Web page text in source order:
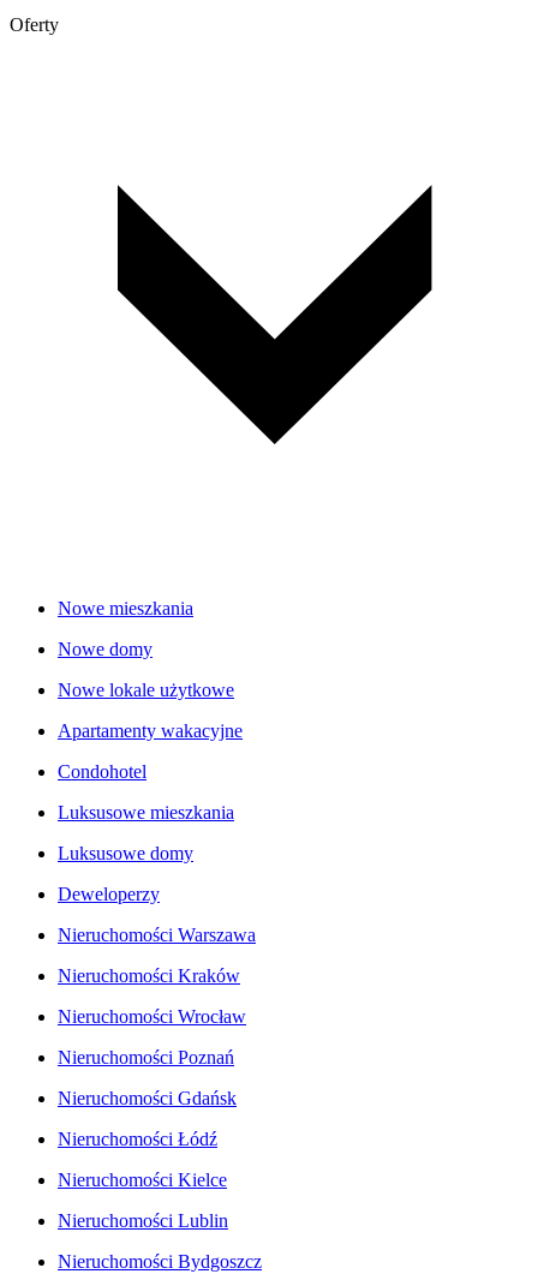
Oferty
Nowe mieszkania
Nowe domy
Nowe lokale użytkowe
Apartamenty wakacyjne
Condohotel
Luksusowe mieszkania
Luksusowe domy
Deweloperzy
Nieruchomości Warszawa
Nieruchomości Kraków
Nieruchomości Wrocław
Nieruchomości Poznań
Nieruchomości Gdańsk
Nieruchomości Łódź
Nieruchomości Kielce
Nieruchomości Lublin
Nieruchomości Bydgoszcz